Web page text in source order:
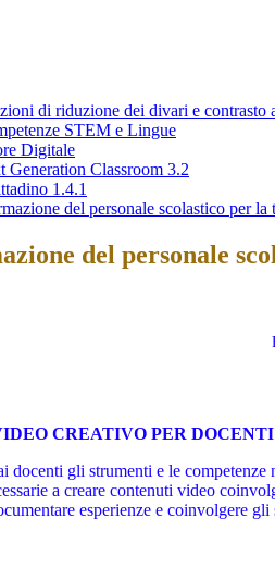
di riduzione dei divari e contrasto
STEM e Lingue
Digitale
Generation Classroom 3.2
1.4.1
del personale scolastico per la
del personale
CREATIVO PER
docenti gli strumenti e le
a creare contenuti video
esperienze e coinvolgere